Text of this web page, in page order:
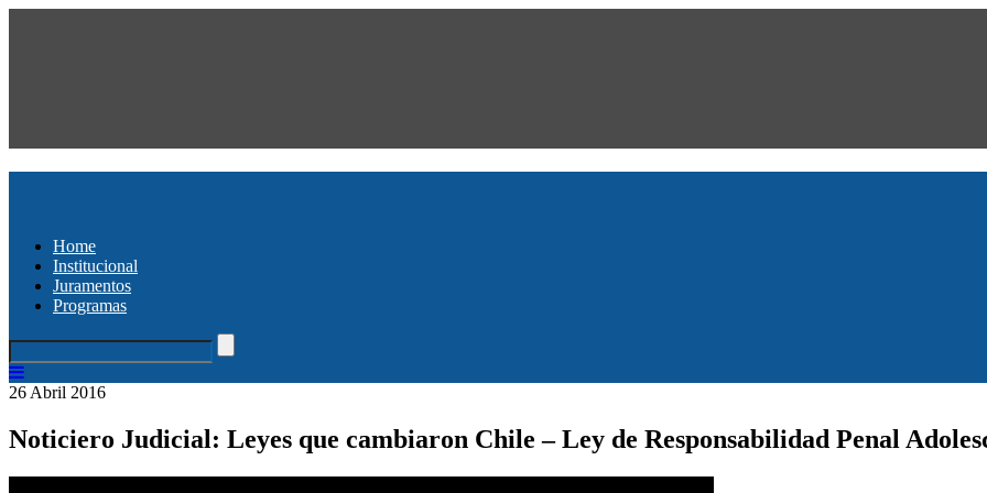
Home
Institucional
Juramentos
Programas
26 Abril 2016
Noticiero Judicial: Leyes que cambiaron Chile – Ley de Responsabilidad Penal